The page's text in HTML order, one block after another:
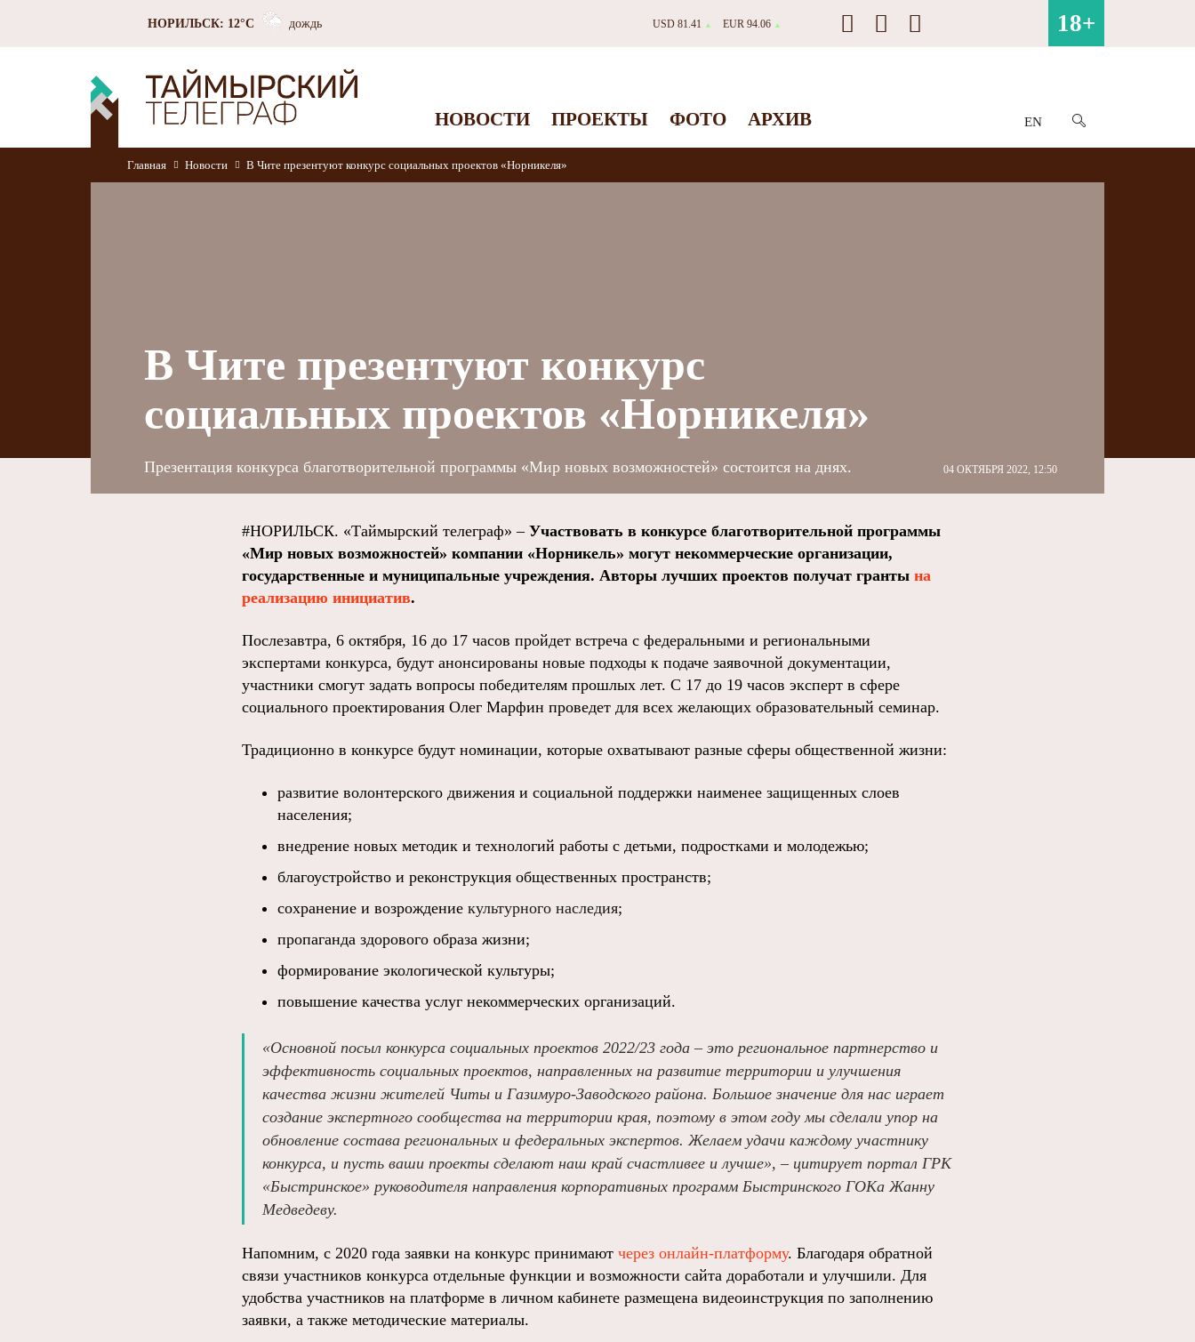
НОРИЛЬСК: 12°C дождь USD 81.41 ▲ EUR 94.06 ▲ 18+
НОВОСТИ ПРОЕКТЫ ФОТО АРХИВ EN
Главная Новости В Чите презентуют конкурс социальных проектов «Норникеля»
В Чите презентуют конкурс
социальных проектов «Норникеля»
04 ОКТЯБРЯ 2022, 12:50
Презентация конкурса благотворительной программы «Мир новых возможностей» состоится на днях.
#НОРИЛЬСК. «Таймырский телеграф» – Участвовать в конкурсе благотворительной программы
«Мир новых возможностей» компании «Норникель» могут некоммерческие организации,
государственные и муниципальные учреждения. Авторы лучших проектов получат гранты на
реализацию инициатив.
Послезавтра, 6 октября, 16 до 17 часов пройдет встреча с федеральными и региональными
экспертами конкурса, будут анонсированы новые подходы к подаче заявочной документации,
участники смогут задать вопросы победителям прошлых лет. С 17 до 19 часов эксперт в сфере
социального проектирования Олег Марфин проведет для всех желающих образовательный семинар.
Традиционно в конкурсе будут номинации, которые охватывают разные сферы общественной жизни:
развитие волонтерского движения и социальной поддержки наименее защищенных слоев
населения;
внедрение новых методик и технологий работы с детьми, подростками и молодежью;
благоустройство и реконструкция общественных пространств;
сохранение и возрождение культурного наследия;
пропаганда здорового образа жизни;
формирование экологической культуры;
повышение качества услуг некоммерческих организаций.
«Основной посыл конкурса социальных проектов 2022/23 года – это региональное партнерство и
эффективность социальных проектов, направленных на развитие территории и улучшения
качества жизни жителей Читы и Газимуро-Заводского района. Большое значение для нас играет
создание экспертного сообщества на территории края, поэтому в этом году мы сделали упор на
обновление состава региональных и федеральных экспертов. Желаем удачи каждому участнику
конкурса, и пусть ваши проекты сделают наш край счастливее и лучше», – цитирует портал ГРК
«Быстринское» руководителя направления корпоративных программ Быстринского ГОКа Жанну
Медведеву.
Напомним, с 2020 года заявки на конкурс принимают через онлайн-платформу. Благодаря обратной
связи участников конкурса отдельные функции и возможности сайта доработали и улучшили. Для
удобства участников на платформе в личном кабинете размещена видеоинструкция по заполнению
заявки, а также методические материалы.